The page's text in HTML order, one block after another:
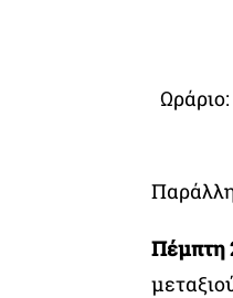
Πέμπτη